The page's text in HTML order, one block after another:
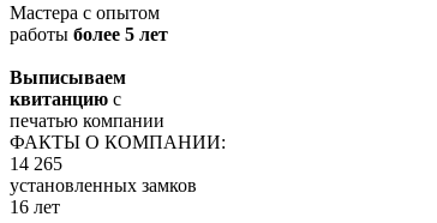
Мастера с опытом
работы более 5 лет
Выписываем
квитанцию с
печатью компании
ФАКТЫ О КОМПАНИИ:
14 265
установленных замков
16 лет